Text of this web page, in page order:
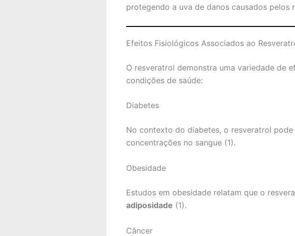
protegendo a uva de danos causados pelos
Efeitos Fisiológicos Associados ao
O resveratrol demonstra uma variedade de
condições de saúde:
Diabetes
No contexto do diabetes, o resveratrol pode
concentrações no sangue (1).
Obesidade
Estudos em obesidade relatam que o
adiposidade (1).
Câncer